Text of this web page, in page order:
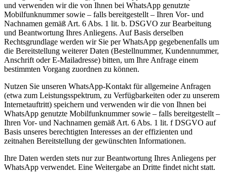
und verwenden wir die von Ihnen bei WhatsApp genutzte
Mobilfunknummer sowie – falls bereitgestellt – Ihren Vor- und
Nachnamen gemäß Art. 6 Abs. 1 lit. b. DSGVO zur Bearbeitung
und Beantwortung Ihres Anliegens. Auf Basis derselben
Rechtsgrundlage werden wir Sie per WhatsApp gegebenenfalls um
die Bereitstellung weiterer Daten (Bestellnummer, Kundennummer,
Anschrift oder E-Mailadresse) bitten, um Ihre Anfrage einem
bestimmten Vorgang zuordnen zu können.
Nutzen Sie unseren WhatsApp-Kontakt für allgemeine Anfragen
(etwa zum Leistungsspektrum, zu Verfügbarkeiten oder zu unserem
Internetauftritt) speichern und verwenden wir die von Ihnen bei
WhatsApp genutzte Mobilfunknummer sowie – falls bereitgestellt –
Ihren Vor- und Nachnamen gemäß Art. 6 Abs. 1 lit. f DSGVO auf
Basis unseres berechtigten Interesses an der effizienten und
zeitnahen Bereitstellung der gewünschten Informationen.
Ihre Daten werden stets nur zur Beantwortung Ihres Anliegens per
WhatsApp verwendet. Eine Weitergabe an Dritte findet nicht statt.